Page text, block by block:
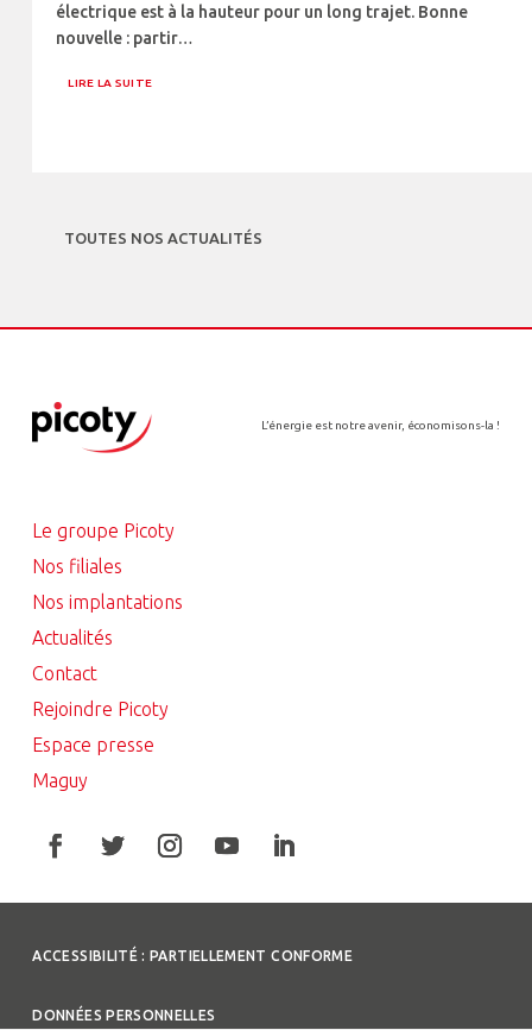
électrique est à la hauteur pour un long trajet. Bonne
nouvelle : partir…
LIRE LA SUITE
TOUTES NOS ACTUALITÉS
L’énergie est notre avenir, économisons-la !
Le groupe Picoty
Nos filiales
Nos implantations
Actualités
Contact
Rejoindre Picoty
Espace presse
Maguy
ACCESSIBILITÉ : PARTIELLEMENT CONFORME
DONNÉES PERSONNELLES